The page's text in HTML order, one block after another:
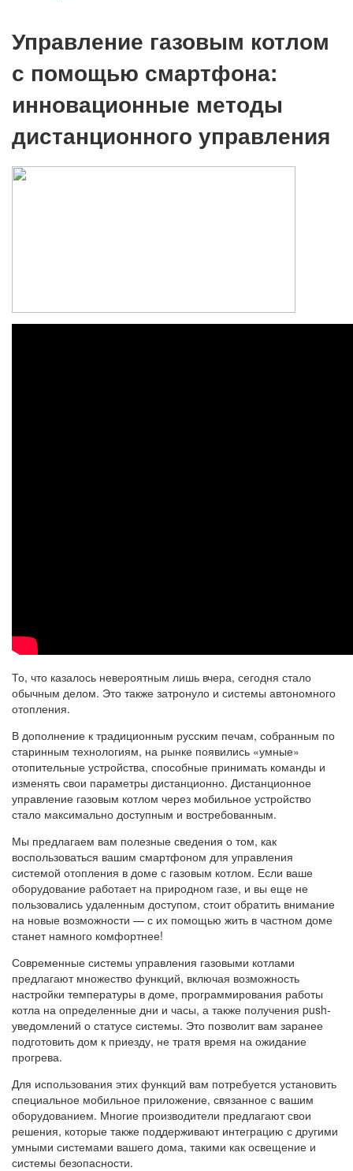
Управление газовым котлом
с помощью смартфона:
инновационные методы
дистанционного управления
То, что казалось невероятным лишь вчера, сегодня стало
обычным делом. Это также затронуло и системы автономного
отопления.
В дополнение к традиционным русским печам, собранным по
старинным технологиям, на рынке появились «умные»
отопительные устройства, способные принимать команды и
изменять свои параметры дистанционно. Дистанционное
управление газовым котлом через мобильное устройство
стало максимально доступным и востребованным.
Мы предлагаем вам полезные сведения о том, как
воспользоваться вашим смартфоном для управления
системой отопления в доме с газовым котлом. Если ваше
оборудование работает на природном газе, и вы еще не
пользовались удаленным доступом, стоит обратить внимание
на новые возможности — с их помощью жить в частном доме
станет намного комфортнее!
Современные системы управления газовыми котлами
предлагают множество функций, включая возможность
настройки температуры в доме, программирования работы
котла на определенные дни и часы, а также получения push-
уведомлений о статусе системы. Это позволит вам заранее
подготовить дом к приезду, не тратя время на ожидание
прогрева.
Для использования этих функций вам потребуется установить
специальное мобильное приложение, связанное с вашим
оборудованием. Многие производители предлагают свои
решения, которые также поддерживают интеграцию с другими
умными системами вашего дома, такими как освещение и
системы безопасности.